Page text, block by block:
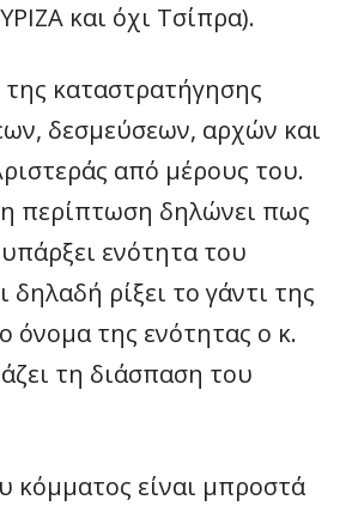
και όχι Τσίπρα).
καταστρατήγησης
δεσμεύσεων, αρχών και
από μέρους του.
περίπτωση δηλώνει πως
ενότητα του
δηλαδή ρίξει το γάντι της
όνομα της ενότητας ο κ.
τη διάσπαση του
κόμματος είναι μπροστά